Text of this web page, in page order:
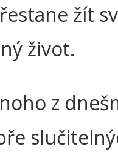
žít
život.
z